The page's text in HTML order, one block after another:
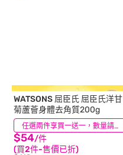
任選兩件享買一送一，數量請選2件
WATSONS 屈臣氏 屈臣氏洋甘
菊蘆薈身體去角質200g
$54/件
(買2件-售價已折)
(28)